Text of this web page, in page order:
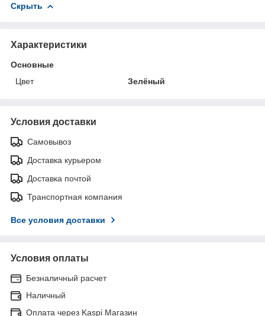
Скрыть
Характеристики
Основные
Цвет
Зелёный
Условия доставки
Самовывоз
Доставка курьером
Доставка почтой
Транспортная компания
Все условия доставки
Условия оплаты
Безналичный расчет
Наличный
Оплата через Kaspi Магазин